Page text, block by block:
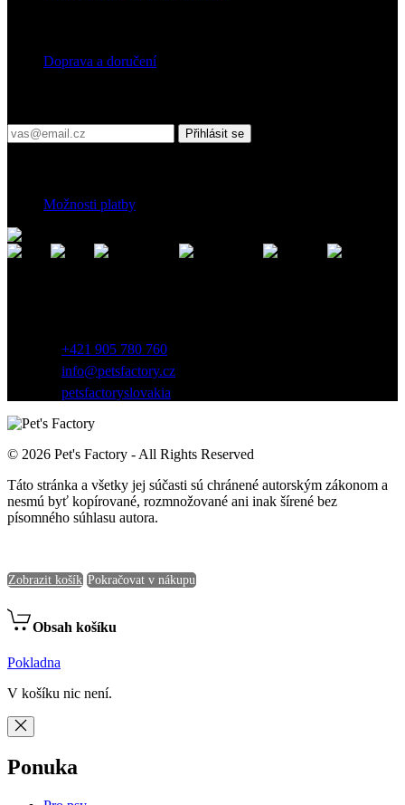
Doprava a doručení
Přihlásit se
Možnosti platby
+421 905 780 760
info@petsfactory.cz
petsfactoryslovakia
© 2026 Pet's Factory - All Rights Reserved
Táto stránka a všetky jej súčasti sú chránené autorským zákonom a
nesmú byť kopírované, rozmnožované ani inak šírené bez
písomného súhlasu autora.